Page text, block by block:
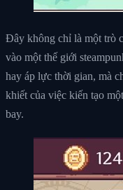
Đây không chỉ là một trò
vào một thế giới
hay áp lực thời gian, mà
khiết của việc kiến tạo
bay.